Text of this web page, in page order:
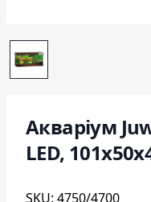
Акваріум
LED,
SKU: 4750/4700